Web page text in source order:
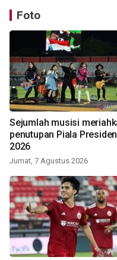
Foto
Sejumlah musisi
penutupan Piala Presiden
2026
Jumat, 7 Agustus 2026